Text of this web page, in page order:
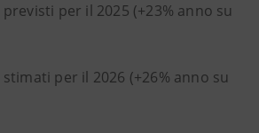
previsti per il 2025 (+23% anno su
stimati per il 2026 (+26% anno su